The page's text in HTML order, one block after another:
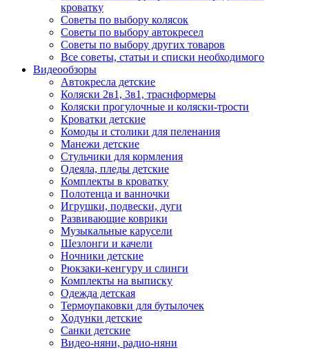
кроватку
Советы по выбору колясок
Советы по выбору автокресел
Советы по выбору других товаров
Все советы, статьи и списки необходимого
Видеообзоры
Автокресла детские
Коляски 2в1, 3в1, траснформеры
Коляски прогулочные и коляски-трости
Кроватки детские
Комоды и столики для пеленания
Манежи детские
Стульчики для кормления
Одеяла, пледы детские
Комплекты в кроватку
Полотенца и ванночки
Игрушки, подвески, дуги
Развивающие коврики
Музыкальные карусели
Шезлонги и качели
Ночники детские
Рюкзаки-кенгуру и слинги
Комплекты на выписку
Одежда детская
Термоупаковки для бутылочек
Ходунки детские
Санки детские
Видео-няни, радио-няни